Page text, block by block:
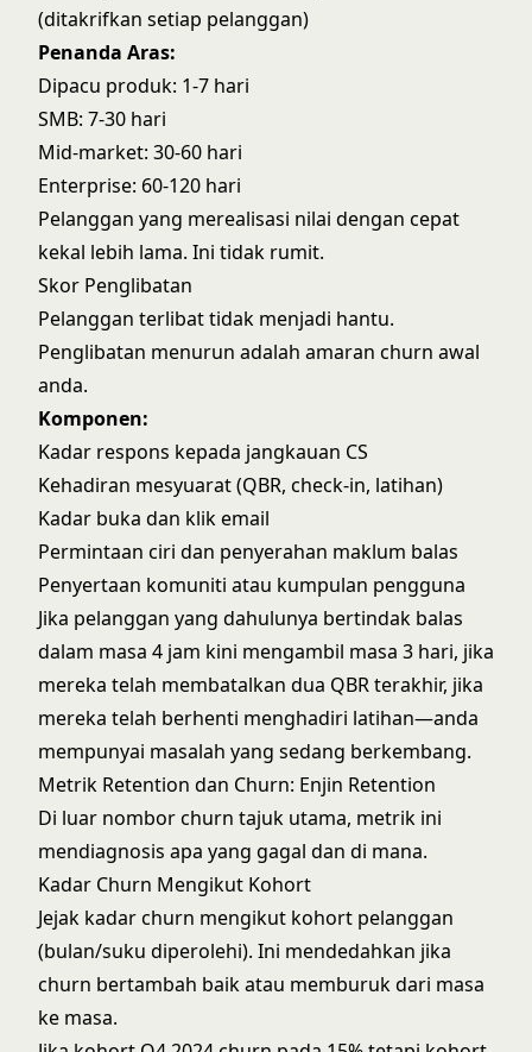
(ditakrifkan setiap pelanggan)
Penanda Aras:
Dipacu produk: 1-7 hari
SMB: 7-30 hari
Mid-market: 30-60 hari
Enterprise: 60-120 hari
Pelanggan yang merealisasi nilai dengan cepat
kekal lebih lama. Ini tidak rumit.
Skor Penglibatan
Pelanggan terlibat tidak menjadi hantu.
Penglibatan menurun adalah amaran churn awal
anda.
Komponen:
Kadar respons kepada jangkauan CS
Kehadiran mesyuarat (QBR, check-in, latihan)
Kadar buka dan klik email
Permintaan ciri dan penyerahan maklum balas
Penyertaan komuniti atau kumpulan pengguna
Jika pelanggan yang dahulunya bertindak balas
dalam masa 4 jam kini mengambil masa 3 hari, jika
mereka telah membatalkan dua QBR terakhir, jika
mereka telah berhenti menghadiri latihan—anda
mempunyai masalah yang sedang berkembang.
Metrik Retention dan Churn: Enjin Retention
Di luar nombor churn tajuk utama, metrik ini
mendiagnosis apa yang gagal dan di mana.
Kadar Churn Mengikut Kohort
Jejak kadar churn mengikut kohort pelanggan
(bulan/suku diperolehi). Ini mendedahkan jika
churn bertambah baik atau memburuk dari masa
ke masa.